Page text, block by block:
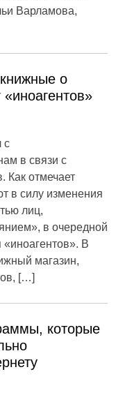
Варламова,
о
с
в связи с
Как отмечает
в силу изменения
лиц,
в очередной
В
магазин,
[…]
которые